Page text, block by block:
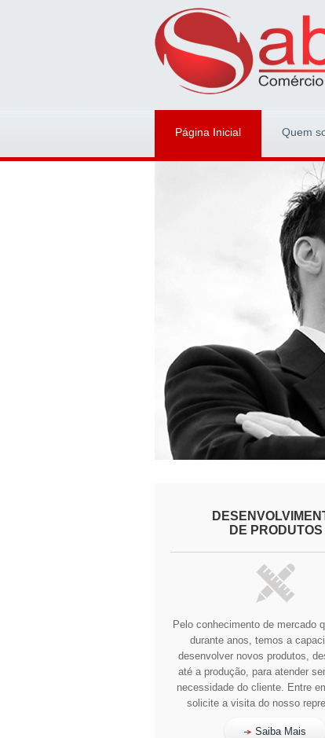
Página Inicial Quem
DE PRODUTOS
Pelo conhecimento de mercado
durante anos, temos a
desenvolver novos produtos,
até a produção, para atender
necessidade do cliente. Entre
solicite a visita do nosso
Saiba Mais